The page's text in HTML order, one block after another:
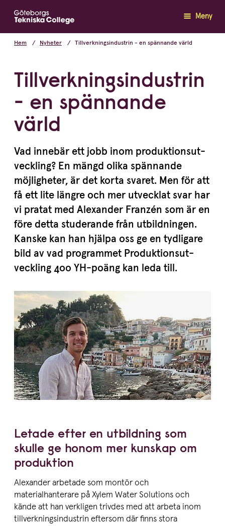
Meny
Hem Nyheter Tillverkningsindustrin - en spännande värld
Tillverkningsindustrin
- en spännande
värld
Vad innebär ett jobb inom produk­tions­ut­
veckling? En mängd olika spännande
möjligheter, är det korta svaret. Men för att
få ett lite längre och mer utvecklat svar har
vi pratat med Alexander Franzén som är en
före detta studerande från utbild­ningen.
Kanske kan han hjälpa oss ge en tydligare
bild av vad programmet Produk­tions­ut­
veckling 400 YH-poäng kan leda till.
Letade efter en utbildning som
skulle ge honom mer kunskap om
produktion
Alexander arbetade som montör och
materialhanterare på Xylem Water Solutions och
kände att han verkligen trivdes med att arbeta inom
tillverkningsindustrin eftersom där finns stora